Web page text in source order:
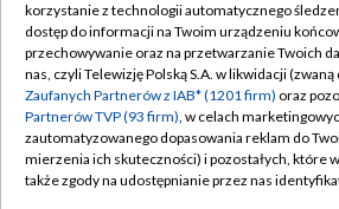
TVP
Abonament TVP
Emisja w TVP
Centrum informacji TVP
Naziemna Telewizja Cyfrowa
Regulamin TVP
Polityka
Moje zgody
Pomoc
korzystanie z technologii automatycznego
dostęp do informacji na Twoim urządzeniu
przechowywanie oraz na przetwarzanie Twoich
nas, czyli Telewizję Polską S.A. w likwidacji (zwaną
Zaufanych Partnerów z IAB* (1201 firm) oraz
Partnerów TVP (93 firm), w celach
zautomatyzowanego dopasowania reklam do
mierzenia ich skuteczności) i pozostałych, które
także zgody na udostępnianie przez nas